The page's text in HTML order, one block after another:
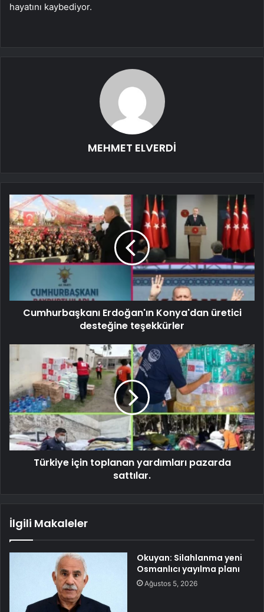
hayatını kaybediyor.
MEHMET ELVERDİ
Cumhurbaşkanı Erdoğan'ın Konya'dan üretici
desteğine teşekkürler
Türkiye için toplanan yardımları pazarda
sattılar.
İlgili Makaleler
Okuyan: Silahlanma yeni
Osmanlıcı yayılma planı
Ağustos 5, 2026